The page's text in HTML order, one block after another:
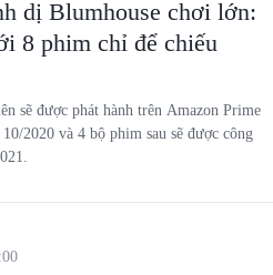
dị Blumhouse chơi lớn:
8 phim chỉ để chiếu
sẽ được phát hành trên Amazon Prime
2020 và 4 bộ phim sau sẽ được công